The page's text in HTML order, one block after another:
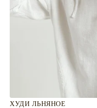
ХУДИ ЛЬНЯНОЕ